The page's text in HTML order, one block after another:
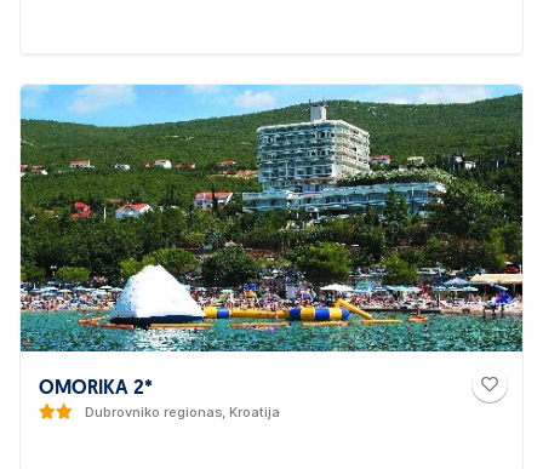
OMORIKA 2*
Dubrovniko regionas, Kroatija